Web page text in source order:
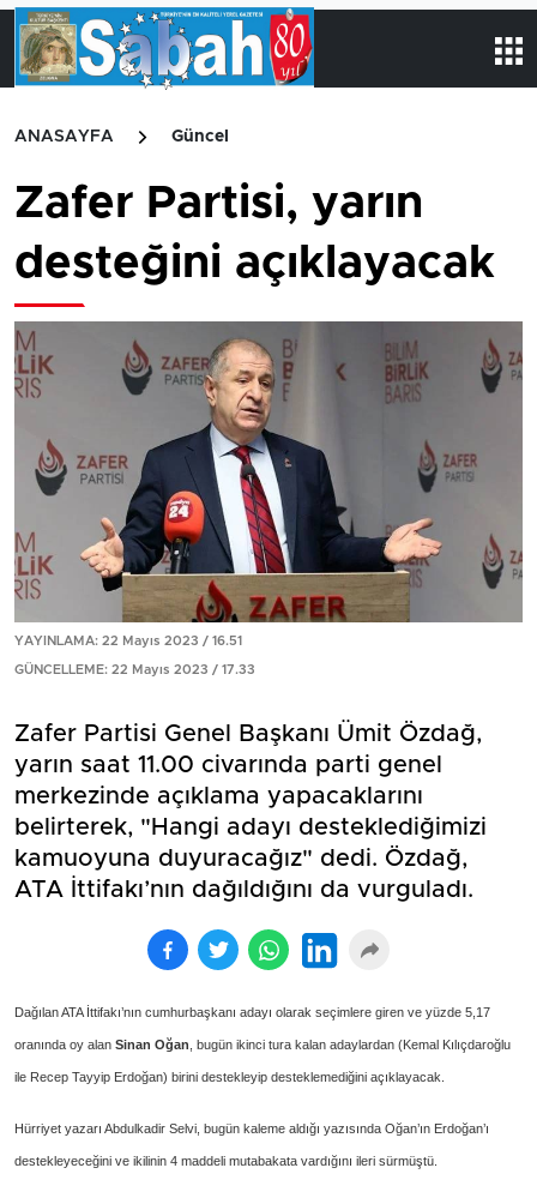
ANASAYFA Güncel
Zafer Partisi, yarın
desteğini açıklayacak
YAYINLAMA: 22 Mayıs 2023 / 16.51
GÜNCELLEME: 22 Mayıs 2023 / 17.33
Zafer Partisi Genel Başkanı Ümit Özdağ,
yarın saat 11.00 civarında parti genel
merkezinde açıklama yapacaklarını
belirterek, "Hangi adayı desteklediğimizi
kamuoyuna duyuracağız" dedi. Özdağ,
ATA İttifakı’nın dağıldığını da vurguladı.
Dağılan ATA İttifakı’nın cumhurbaşkanı adayı olarak seçimlere giren ve yüzde 5,17
oranında oy alan Sinan Oğan , bugün ikinci tura kalan adaylardan (Kemal Kılıçdaroğlu
ile Recep Tayyip Erdoğan) birini destekleyip desteklemediğini açıklayacak.
Hürriyet yazarı Abdulkadir Selvi, bugün kaleme aldığı yazısında Oğan’ın Erdoğan’ı
destekleyeceğini ve ikilinin 4 maddeli mutabakata vardığını ileri sürmüştü.